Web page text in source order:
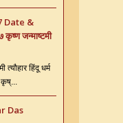
Date &
जन्माष्टमी
त्यौहार हिंदू धर्म
कृष्...
Das